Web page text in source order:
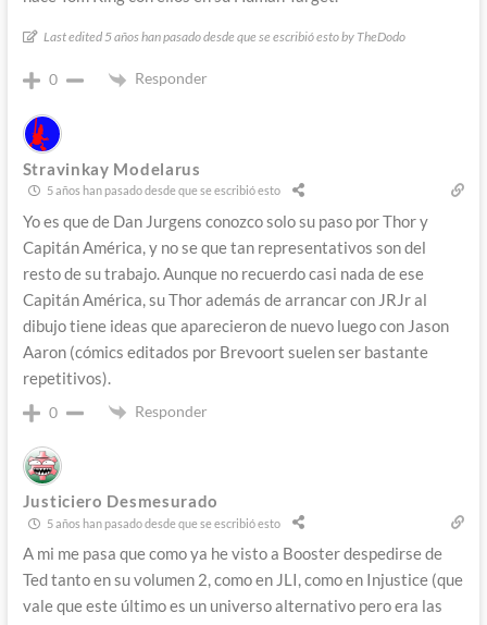
Last edited 5 años han pasado desde que se escribió esto by TheDodo
0 Responder
Stravinkay Modelarus
5 años han pasado desde que se escribió esto
Yo es que de Dan Jurgens conozco solo su paso por Thor y
Capitán América, y no se que tan representativos son del
resto de su trabajo. Aunque no recuerdo casi nada de ese
Capitán América, su Thor además de arrancar con JRJr al
dibujo tiene ideas que aparecieron de nuevo luego con Jason
Aaron (cómics editados por Brevoort suelen ser bastante
repetitivos).
0 Responder
Justiciero Desmesurado
5 años han pasado desde que se escribió esto
A mi me pasa que como ya he visto a Booster despedirse de
Ted tanto en su volumen 2, como en JLI, como en Injustice (que
vale que este último es un universo alternativo pero era las